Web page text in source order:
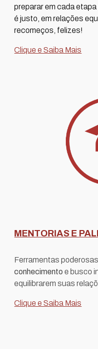
preparar em cada etapa
é justo, em relações
recomeços, felizes!
Clique e Saiba Mais
MENTORIAS E
Ferramentas
conhecimento e busco
equilibrarem suas
Clique e Saiba Mais